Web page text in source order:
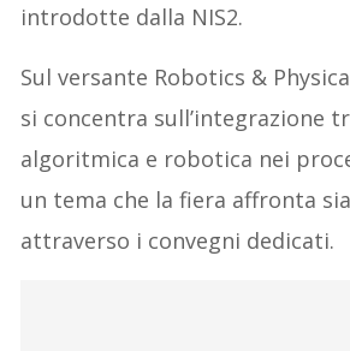
introdotte dalla NIS2.
Sul versante Robotics &
si concentra sull’integrazione
algoritmica e robotica nei
un tema che la fiera affronta
attraverso i convegni dedicati.